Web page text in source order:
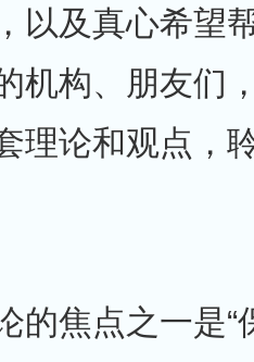
以及真心希望
机构、朋友们
理论和观点，
的焦点之一是“